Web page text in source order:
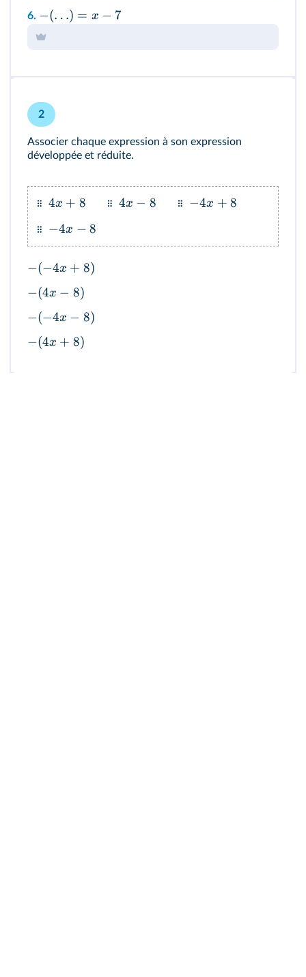
6. −(…) = x − 7
2
Associer chaque expression à son expression
développée et réduite.
4x + 8 4x − 8 −4x + 8
−4x − 8
−(−4x + 8)
−(4x − 8)
−(−4x − 8)
−(4x + 8)